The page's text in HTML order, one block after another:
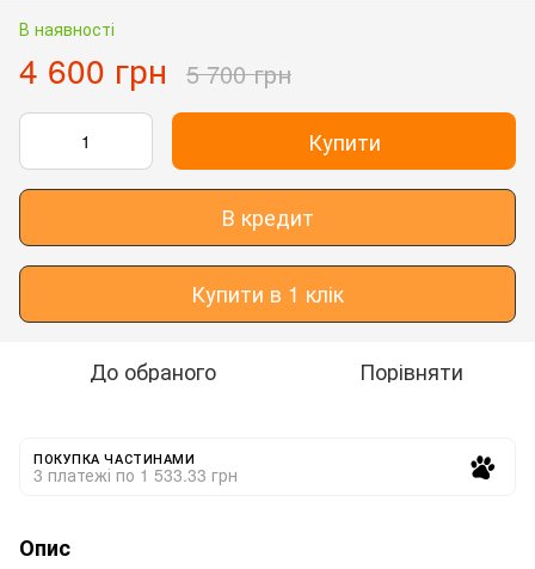
В наявності
4 600 грн 5 700 грн
Купити
В кредит
Купити в 1 клік
До обраного Порівняти
ПОКУПКА ЧАСТИНАМИ
3 платежі по 1 533.33 грн
Опис